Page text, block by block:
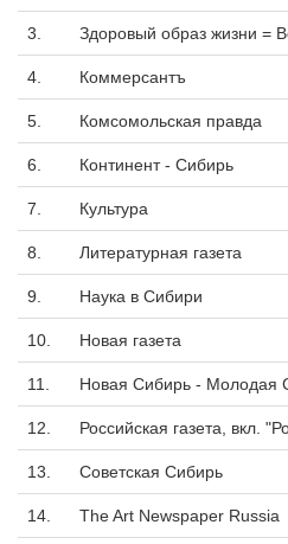
3. Здоровый образ жизни =
4. Коммерсантъ
5. Комсомольская правда
6. Континент - Сибирь
7. Культура
8. Литературная газета
9. Наука в Сибири
10. Новая газета
11. Новая Сибирь - Молодая
12. Российская газета, вкл.
13. Советская Сибирь
14. The Art Newspaper Russia